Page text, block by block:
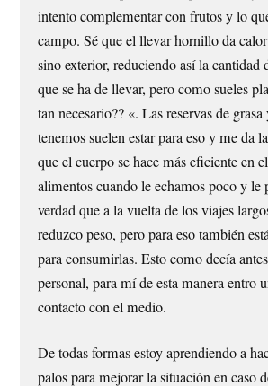
intento complementar con frutos y lo
campo. Sé que el llevar hornillo da
sino exterior, reduciendo así la cantidad
que se ha de llevar, pero como sueles
tan necesario?? «. Las reservas de
tenemos suelen estar para eso y me da
que el cuerpo se hace más eficiente en
alimentos cuando le echamos poco y le
verdad que a la vuelta de los viajes
reduzco peso, pero para eso también
para consumirlas. Esto como decía
personal, para mí de esta manera entro
contacto con el medio.
De todas formas estoy aprendiendo a
palos para mejorar la situación en caso